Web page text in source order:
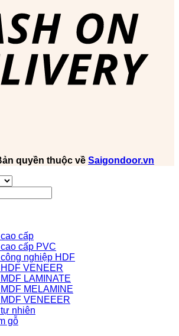
quyền thuộc về Saigondoor.vn
cấp
cấp PVC
nghiệp HDF
VENEER
LAMINATE
MELAMINE
VENEEER
nhiên
gỗ